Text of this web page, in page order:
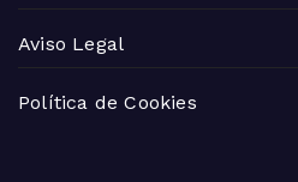
Aviso Legal
Política de Cookies